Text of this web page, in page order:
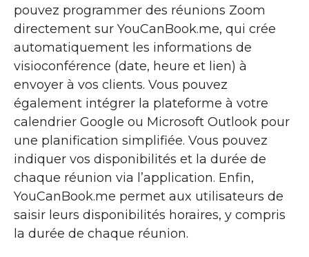
pouvez programmer des réunions Zoom
directement sur YouCanBook.me, qui crée
automatiquement les informations de
visioconférence (date, heure et lien) à
envoyer à vos clients. Vous pouvez
également intégrer la plateforme à votre
calendrier Google ou Microsoft Outlook pour
une planification simplifiée. Vous pouvez
indiquer vos disponibilités et la durée de
chaque réunion via l’application. Enfin,
YouCanBook.me permet aux utilisateurs de
saisir leurs disponibilités horaires, y compris
la durée de chaque réunion.